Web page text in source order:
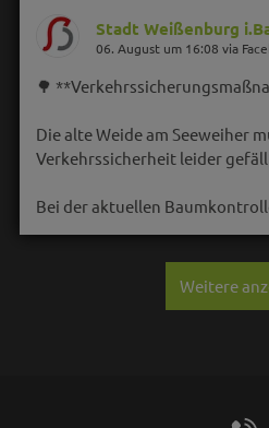
Stadt Weißenburg
06. August um 16:08 via
🌳
Die alte Weide am Seeweiher
Verkehrssicherheit leider
Bei der aktuellen
Weitere